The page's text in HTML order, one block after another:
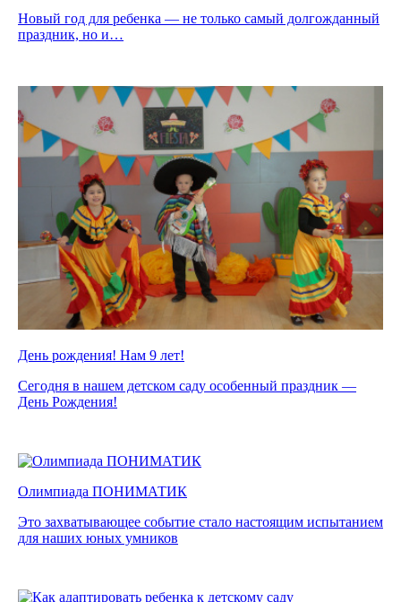
Новый год для ребенка — не только самый долгожданный
праздник, но и…
День рождения! Нам 9 лет!
Сегодня в нашем детском саду особенный праздник —
День Рождения!
Олимпиада ПОНИМАТИК
Это захватывающее событие стало настоящим испытанием
для наших юных умников